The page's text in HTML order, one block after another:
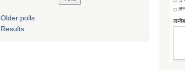
Older polls
Results